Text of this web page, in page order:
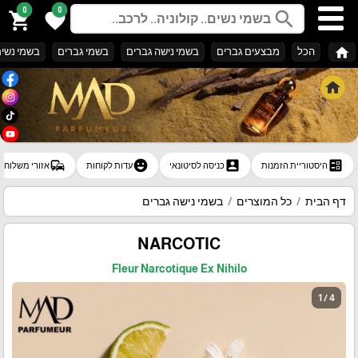
search
0
favorite
0
shopping_cart
home הכל מבצעים גברים בשמי נישה גברים בשמי גברים בשמי
ballotהיסטוריית הזמנות account_boxכניסה לסיטונאי emoji_emotionsעדות לקוחות commuteאזורי משלוח
דף הבית כל המוצרים בשמי נישה גברים
NARCOTIC
Fleur Narcotique Ex Nihilo
1 / 4